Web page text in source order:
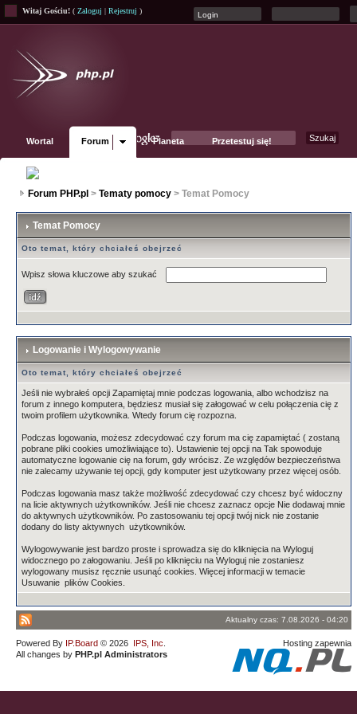
Witaj Gościu! ( Zaloguj | Rejestruj )
Wortal Forum Planeta Przetestuj się!
Forum PHP.pl > Tematy pomocy > Temat Pomocy
Temat Pomocy
Oto temat, który chciałeś obejrzeć
Wpisz słowa kluczowe aby szukać
Logowanie i Wylogowywanie
Oto temat, który chciałeś obejrzeć
Jeśli nie wybrałeś opcji Zapamiętaj mnie podczas logowania, albo wchodzisz na
forum z innego komputera, będziesz musiał się załogować w celu połączenia cię z
twoim profilem użytkownika. Wtedy forum cię rozpozna.
Podczas logowania, możesz zdecydować czy forum ma cię zapamiętać ( zostaną
pobrane pliki cookies umożliwiające to). Ustawienie tej opcji na Tak spowoduje
automatyczne logowanie cię na forum, gdy wrócisz. Ze względów bezpieczeństwa
nie zalecamy używanie tej opcji, gdy komputer jest użytkowany przez więcej osób.
Podczas logowania masz także możliwość zdecydować czy chcesz być widoczny
na licie aktywnych użytkowników. Jeśli nie chcesz zaznacz opcje Nie dodawaj mnie
do aktywnych użytkowników. Po zastosowaniu tej opcji twój nick nie zostanie
dodany do listy aktywnych użytkowników.
Wylogowywanie jest bardzo proste i sprowadza się do kliknięcia na Wyloguj
widocznego po załogowaniu. Jeśli po kliknięciu na Wyloguj nie zostaniesz
wylogowany musisz ręcznie usunąć cookies. Więcej informacji w temacie
Usuwanie plików Cookies.
Aktualny czas: 7.08.2026 - 04:20
Powered By IP.Board © 2026 IPS, Inc
All changes by PHP.pl Administrators
Hosting zapewnia